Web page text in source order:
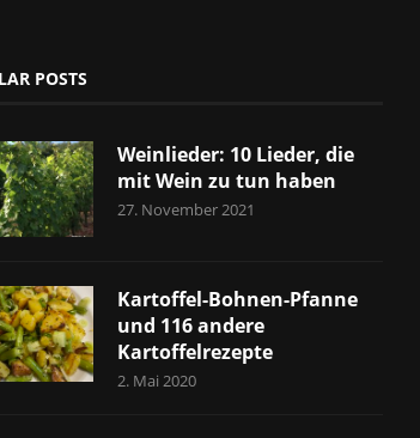
POSTS
Weinlieder: 10 Lieder, die
mit Wein zu tun haben
27. November 2021
Kartoffel-Bohnen-Pfanne
und 116 andere
Kartoffelrezepte
2. Mai 2020